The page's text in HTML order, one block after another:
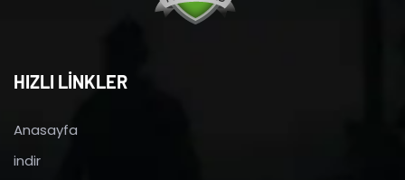
HIZLI LİNKLER
Anasayfa
indir